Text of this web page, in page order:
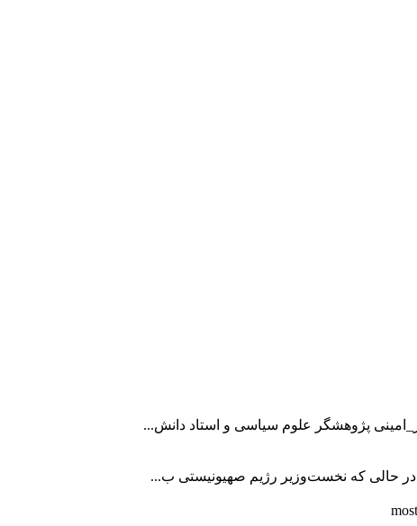
پژوهشگر علوم سیاسی و استاد دانش...
️در حالی که نخست‌وزیر رژیم صهیونیستی ب...